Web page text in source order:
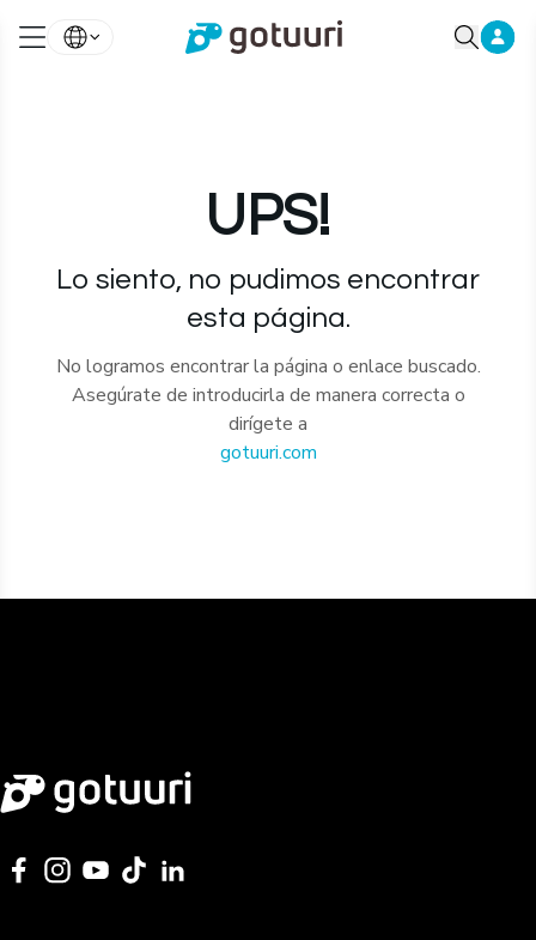
UPS!
Lo siento, no pudimos encontrar
esta página.
No logramos encontrar la página o enlace buscado.
Asegúrate de introducirla de manera correcta o
dirígete a
gotuuri.com